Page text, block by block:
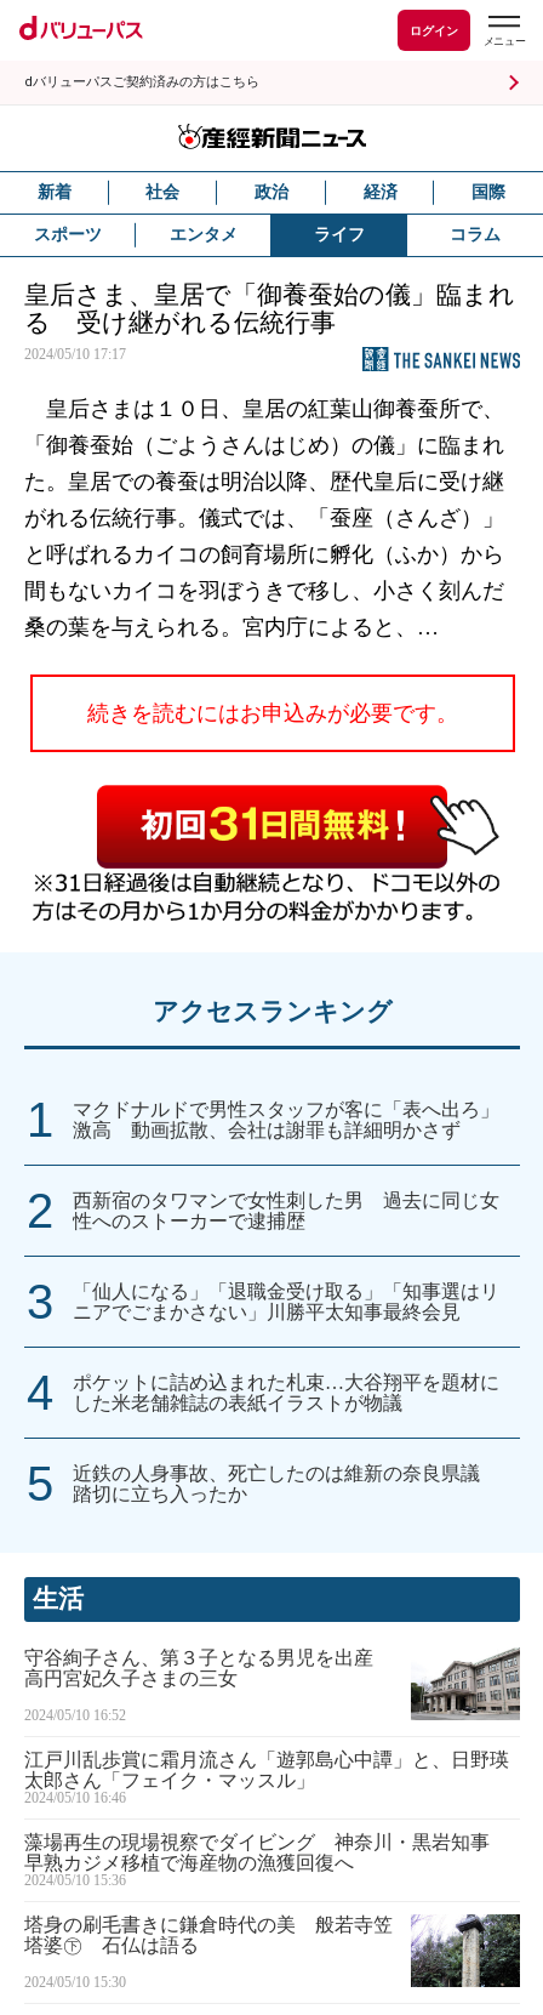
ログイン
dバリューパスご契約済みの方はこちら
新着 社会 政治 経済 国際
スポーツ エンタメ ライフ コラム
皇后さま、皇居で「御養蚕始の儀」臨まれ
る 受け継がれる伝統行事
2024/05/10 17:17
皇后さまは１０日、皇居の紅葉山御養蚕所で、
「御養蚕始（ごようさんはじめ）の儀」に臨まれ
た。皇居での養蚕は明治以降、歴代皇后に受け継
がれる伝統行事。儀式では、「蚕座（さんざ）」
と呼ばれるカイコの飼育場所に孵化（ふか）から
間もないカイコを羽ぼうきで移し、小さく刻んだ
桑の葉を与えられる。宮内庁によると、…
続きを読むにはお申込みが必要です。
アクセスランキング
マクドナルドで男性スタッフが客に「表へ出ろ」
激高 動画拡散、会社は謝罪も詳細明かさず
西新宿のタワマンで女性刺した男 過去に同じ女
性へのストーカーで逮捕歴
「仙人になる」「退職金受け取る」「知事選はリ
ニアでごまかさない」川勝平太知事最終会見
ポケットに詰め込まれた札束…大谷翔平を題材に
した米老舗雑誌の表紙イラストが物議
近鉄の人身事故、死亡したのは維新の奈良県議
踏切に立ち入ったか
生活
守谷絢子さん、第３子となる男児を出産
高円宮妃久子さまの三女
2024/05/10 16:52
江戸川乱歩賞に霜月流さん「遊郭島心中譚」と、日野瑛
太郎さん「フェイク・マッスル」
2024/05/10 16:46
藻場再生の現場視察でダイビング 神奈川・黒岩知事
早熟カジメ移植で海産物の漁獲回復へ
2024/05/10 15:36
塔身の刷毛書きに鎌倉時代の美 般若寺笠
塔婆㊦ 石仏は語る
2024/05/10 15:30